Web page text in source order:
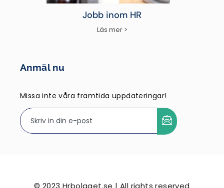
Jobb inom HR
Läs mer >
Anmäl nu
Missa inte våra framtida uppdateringar!
© 2023 Hrbolaget.se | All rights reserved